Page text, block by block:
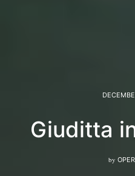
Giuditta
by